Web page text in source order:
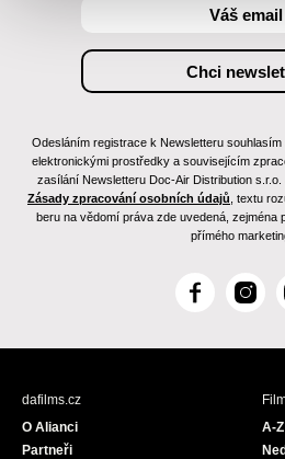
Odesláním registrace k Newsletteru
elektronickými prostředky a souvisejícím
zasílání Newsletteru Doc-Air Distribution
Zásady zpracování osobních údajů , textu
beru na vědomí práva zde uvedená, zejména
přímého
F
c
I
s
dafilms.cz
O Alianci
Partneři
A-Z